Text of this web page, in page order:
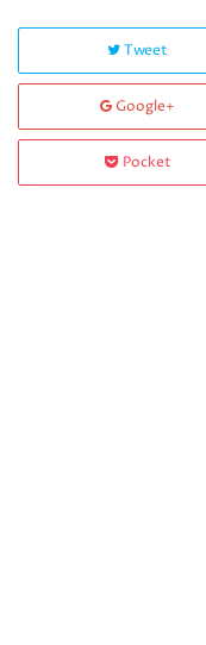
Tweet
Google+
Pocket